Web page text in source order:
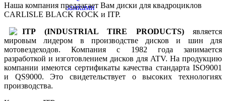
Наша компания предлагает Вам диски для квадроциклов
CARLISLE BLACK ROCK и ITP.
ITP (INDUSTRIAL TIRE PRODUCTS)является
мировым лидером в производстве дисков и шин для
мотовездеходов. Компания с 1982 года занимается
разработкой и изготовлением дисков для ATV. На продукцию
компании имеются сертификаты качества стандарта ISO9001
и QS9000. Это свидетельствует о высоких технологиях
производства.